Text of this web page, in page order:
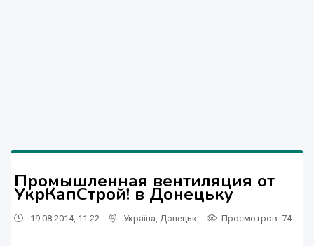
Промышленная вентиляция от
УкрКапСтрой! в Донецьку
19.08.2014, 11:22 Україна Донецьк Просмотров: 74